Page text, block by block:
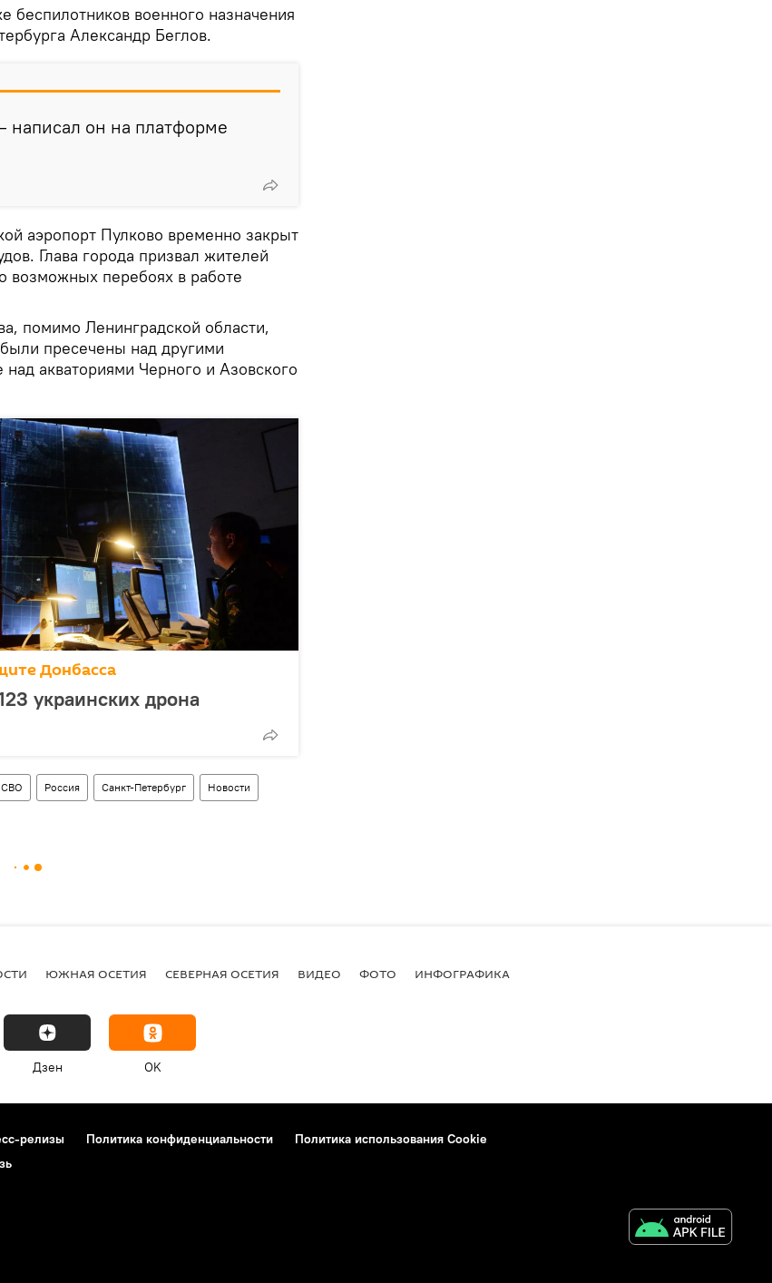
беспилотников военного назначения
Александр Беглов.
написал он на платформе
аэропорт Пулково временно закрыт
Глава города призвал жителей
возможных перебоях в работе
помимо Ленинградской области,
пресечены над другими
акваториями Черного и Азовского
Донбасса
украинских дрона
СВО Россия Санкт-Петербург Новости
ЮЖНАЯ ОСЕТИЯ СЕВЕРНАЯ ОСЕТИЯ ВИДЕО ФОТО ИНФОГРАФИКА
Дзен OK
релизы Политика конфиденциальности
Политика использования Cookie